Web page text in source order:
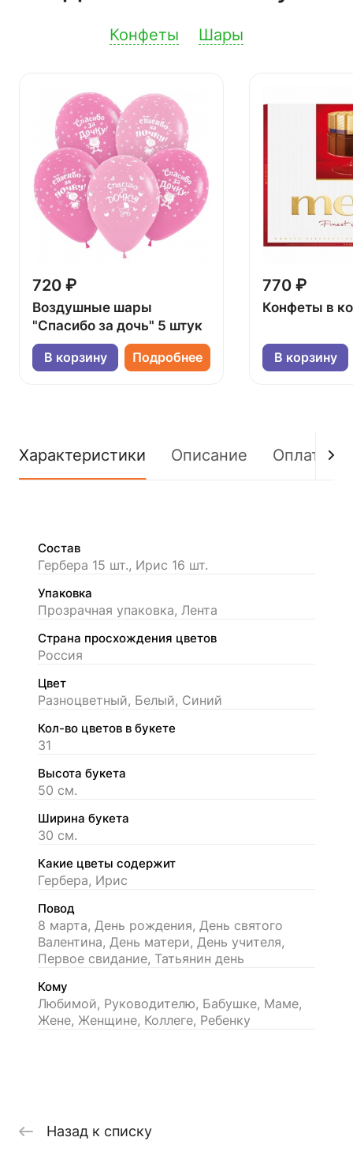
Конфеты Шары
720 ₽
Воздушные шары
"Спасибо за дочь" 5 штук
В корзину Подробнее
770 ₽
Конфеты в
В корзину
Характеристики Описание Оплата
Состав
Гербера 15 шт., Ирис 16 шт.
Упаковка
Прозрачная упаковка, Лента
Страна просхождения цветов
Россия
Цвет
Разноцветный, Белый, Синий
Кол-во цветов в букете
31
Высота букета
50 см.
Ширина букета
30 см.
Какие цветы содержит
Гербера, Ирис
Повод
8 марта, День рождения, День святого
Валентина, День матери, День учителя,
Первое свидание, Татьянин день
Кому
Любимой, Руководителю, Бабушке, Маме,
Жене, Женщине, Коллеге, Ребенку
Назад к списку